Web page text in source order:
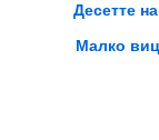
Десетте
Малко